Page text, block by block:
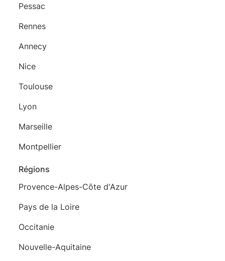
Pessac
Rennes
Annecy
Nice
Toulouse
Lyon
Marseille
Montpellier
Régions
Provence-Alpes-Côte d'Azur
Pays de la Loire
Occitanie
Nouvelle-Aquitaine